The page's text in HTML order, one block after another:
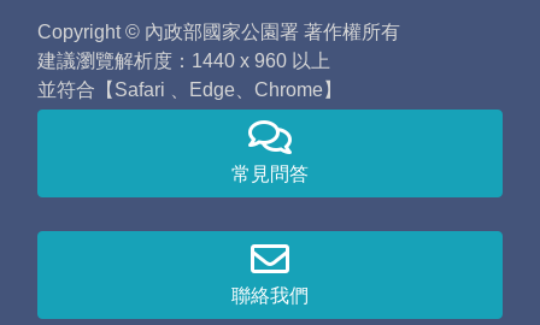
Copyright © 內政部國家公園署 著作權所有
建議瀏覽解析度：1440 x 960 以上
並符合【Safari 、Edge、Chrome】
常見問答
聯絡我們